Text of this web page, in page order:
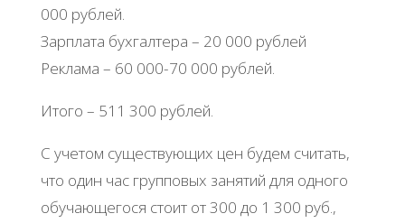
000 рублей.
Зарплата бухгалтера – 20 000 рублей
Реклама – 60 000-70 000 рублей.
Итого – 511 300 рублей.
С учетом существующих цен будем считать,
что один час групповых занятий для одного
обучающегося стоит от 300 до 1 300 руб.,